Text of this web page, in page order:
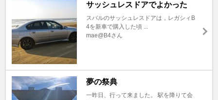
サッシュレスドアでよかった
スバルのサッシュレスドアは，レガシィB
4を新車で購入した頃 ...
mae@B4さん
夢の祭典
一昨日、行って来ました。 駅を降りて会